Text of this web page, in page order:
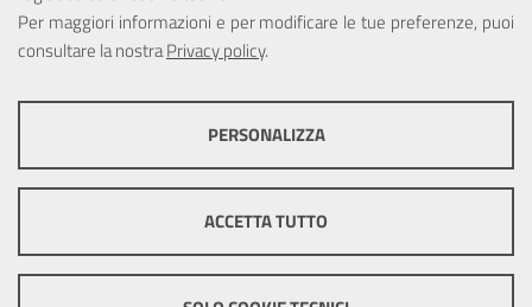
Per maggiori informazioni e per modificare le tue preferenze, puoi
consultare la nostraPrivacy policy.
ottimale per ogni utente. Essi non raccolgono i tuoi dati e le tue
informazioni di navigazione per scopi di marketing e profilazione, e
pertanto possono essere utilizzati senza bisogno di acquisire il tuo
PERSONALIZZA
ACCETTA TUTTO
Portale realizzato con la partecipazione finanziaria dell'Unione
Europea tramite i fondi del POR Sicilia 2000/2006 Misura 6.05 -